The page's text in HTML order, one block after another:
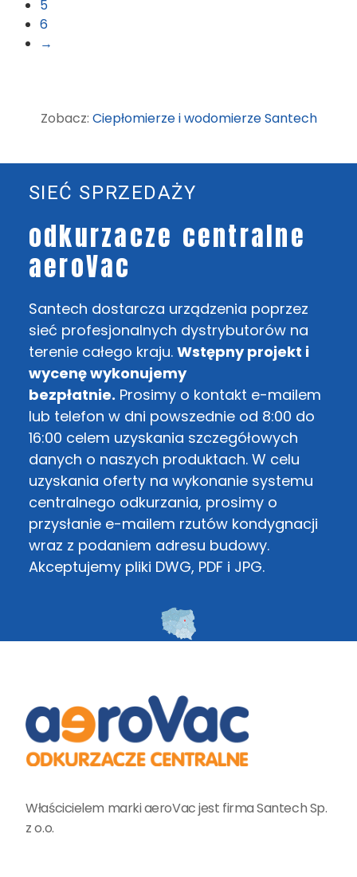
5
6
→
Zobacz: Ciepłomierze i wodomierze Santech
SIEĆ SPRZEDAŻY
odkurzacze centralne
aeroVac
Santech dostarcza urządzenia poprzez
sieć profesjonalnych dystrybutorów na
terenie całego kraju. Wstępny projekt i
wycenę wykonujemy
bezpłatnie. Prosimy o kontakt e-mailem
lub telefon w dni powszednie od 8:00 do
16:00 celem uzyskania szczegółowych
danych o naszych produktach. W celu
uzyskania oferty na wykonanie systemu
centralnego odkurzania, prosimy o
przysłanie e-mailem rzutów kondygnacji
wraz z podaniem adresu budowy.
Akceptujemy pliki DWG, PDF i JPG.
Właścicielem marki aeroVac jest firma Santech Sp.
z o.o.